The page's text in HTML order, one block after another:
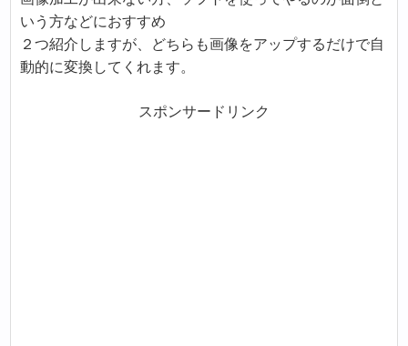
いう方などにおすすめ
２つ紹介しますが、どちらも画像をアップするだけで自
動的に変換してくれます。
スポンサードリンク